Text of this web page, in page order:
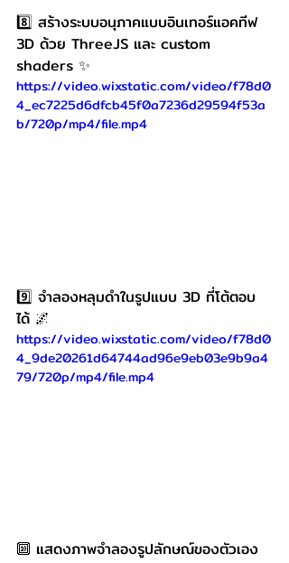
8️⃣ สร้างระบบอนุภาคแบบอินเทอร์แอคทีฟ
3D ด้วย ThreeJS และ custom
shaders ✨
https://video.wixstatic.com/video/f78d0
4_ec7225d6dfcb45f0a7236d29594f53a
b/720p/mp4/file.mp4
9️⃣ จำลองหลุมดำในรูปแบบ 3D ที่โต้ตอบ
ได้ 🌌
https://video.wixstatic.com/video/f78d0
4_9de20261d64744ad96e9eb03e9b9a4
79/720p/mp4/file.mp4
🔟 แสดงภาพจำลองรูปลักษณ์ของตัวเอง